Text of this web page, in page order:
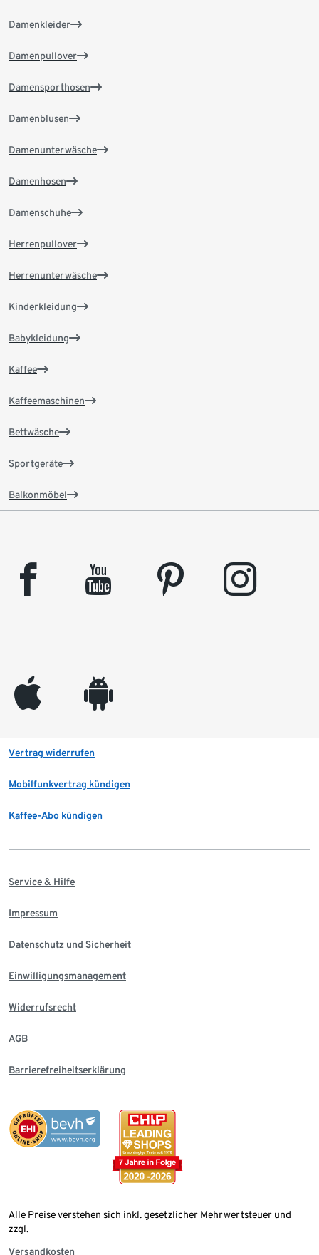
Damenkleider
Damenpullover
Damensporthosen
Damenblusen
Damenunterwäsche
Damenhosen
Damenschuhe
Herrenpullover
Herrenunterwäsche
Kinderkleidung
Babykleidung
Kaffee
Kaffeemaschinen
Bettwäsche
Sportgeräte
Balkonmöbel
facebook youtube pinterest instagram
appleinc android
Vertrag widerrufen
Mobilfunkvertrag kündigen
Kaffee-Abo kündigen
Service & Hilfe
Impressum
Datenschutz und Sicherheit
Einwilligungsmanagement
Widerrufsrecht
AGB
Barrierefreiheitserklärung
Alle Preise verstehen sich inkl. gesetzlicher Mehrwertsteuer und
zzgl.
Versandkosten